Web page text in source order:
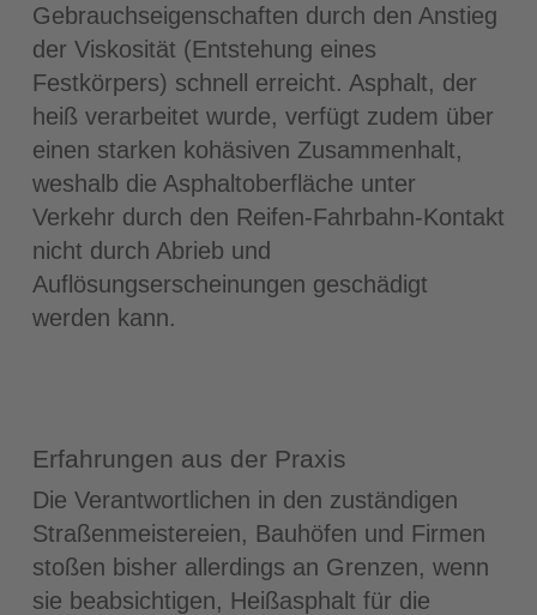
Gebrauchseigenschaften durch den Anstieg
der Viskosität (Entstehung eines
Festkörpers) schnell erreicht. Asphalt, der
heiß verarbeitet wurde, verfügt zudem über
einen starken kohäsiven Zusammenhalt,
weshalb die Asphaltoberfläche unter
Verkehr durch den Reifen-Fahrbahn-Kontakt
nicht durch Abrieb und
Auflösungserscheinungen geschädigt
werden kann.
Erfahrungen aus der Praxis
Die Verantwortlichen in den zuständigen
Straßenmeistereien, Bauhöfen und Firmen
stoßen bisher allerdings an Grenzen, wenn
sie beabsichtigen, Heißasphalt für die